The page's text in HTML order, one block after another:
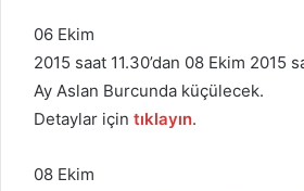
06 Ekim
2015 saat 11.30’dan 08 Ekim 2015
Ay Aslan Burcunda küçülecek.
Detaylar için tıklayın.
08 Ekim